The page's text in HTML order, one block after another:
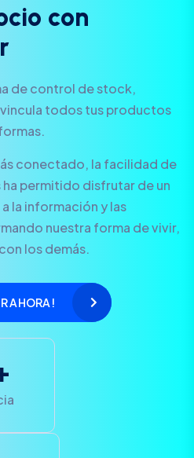
cio con
r
de control de stock,
todos tus productos
conectado, la facilidad de
permitido disfrutar de un
la información y las
nuestra forma de vivir,
los demás.
AHORA!